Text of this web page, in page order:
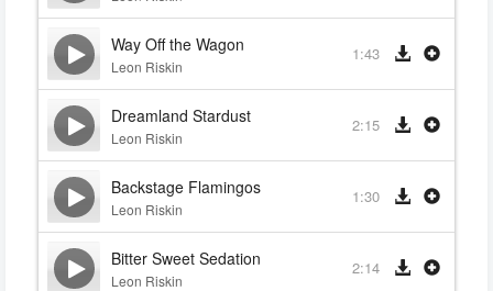
Way Off the Wagon
Leon Riskin
1:43
Dreamland Stardust
Leon Riskin
2:15
Backstage Flamingos
Leon Riskin
1:30
Bitter Sweet Sedation
Leon Riskin
2:14